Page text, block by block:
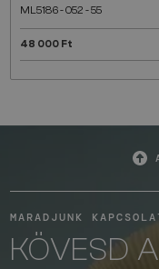
ML5186 - 052 - 55
48 000 Ft
MARADJUNK
KÖVESD